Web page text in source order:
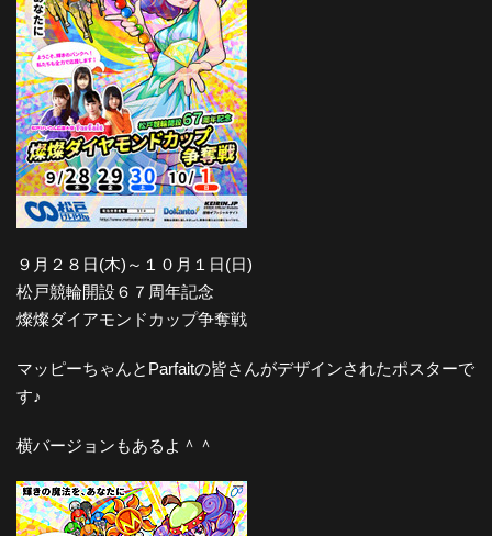
９月２８日(木)～１０月１日(日)
松戸競輪開設６７周年記念
燦燦ダイアモンドカップ争奪戦
マッピーちゃんとParfaitの皆さんがデザインされたポスターで
す♪
横バージョンもあるよ＾＾